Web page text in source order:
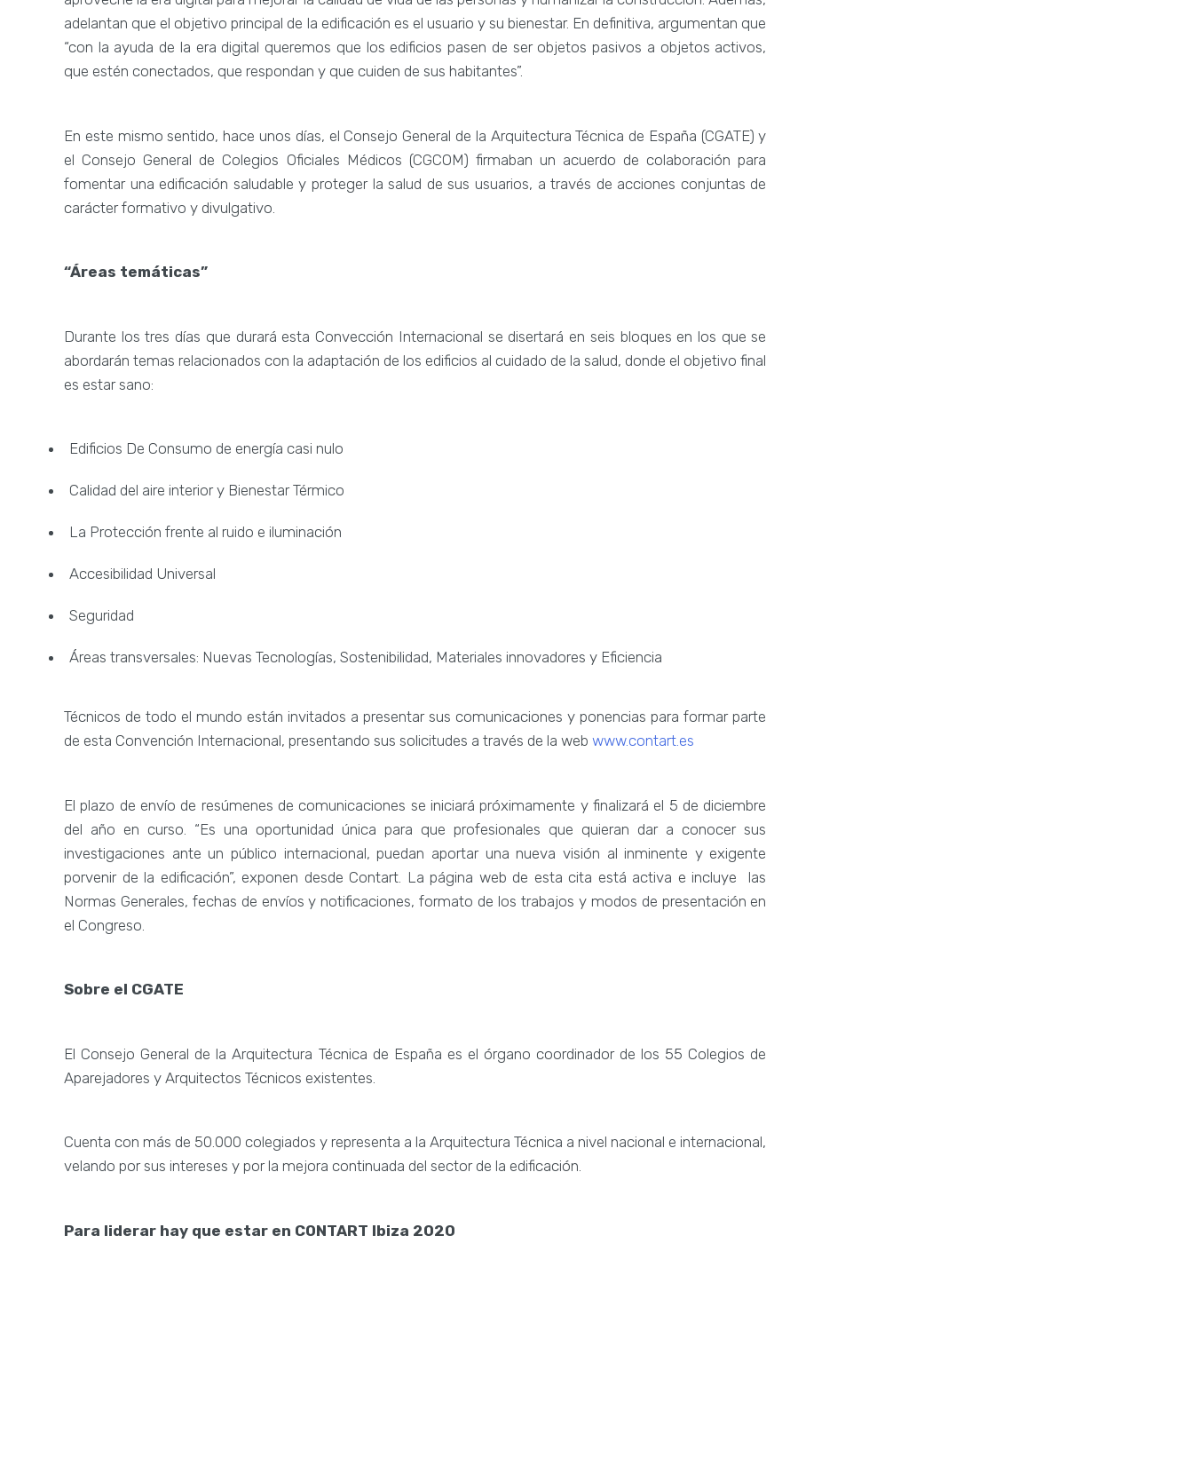
adelantan que el objetivo principal de la edificación es el usuario y su bienestar. En definitiva, argumentan que
“con la ayuda de la era digital queremos que los edificios pasen de ser objetos pasivos a objetos activos,
que estén conectados, que respondan y que cuiden de sus habitantes”.
En este mismo sentido, hace unos días, el Consejo General de la Arquitectura Técnica de España (CGATE) y
el Consejo General de Colegios Oficiales Médicos (CGCOM) firmaban un acuerdo de colaboración para
fomentar una edificación saludable y proteger la salud de sus usuarios, a través de acciones conjuntas de
carácter formativo y divulgativo.
“Áreas temáticas”
Durante los tres días que durará esta Convección Internacional se disertará en seis bloques en los que se
abordarán temas relacionados con la adaptación de los edificios al cuidado de la salud, donde el objetivo final
es estar sano:
Edificios De Consumo de energía casi nulo
Calidad del aire interior y Bienestar Térmico
La Protección frente al ruido e iluminación
Accesibilidad Universal
Seguridad
Áreas transversales: Nuevas Tecnologías, Sostenibilidad, Materiales innovadores y Eficiencia
Técnicos de todo el mundo están invitados a presentar sus comunicaciones y ponencias para formar parte
de esta Convención Internacional, presentando sus solicitudes a través de la web www.contart.es
El plazo de envío de resúmenes de comunicaciones se iniciará próximamente y finalizará el 5 de diciembre
del año en curso. “Es una oportunidad única para que profesionales que quieran dar a conocer sus
investigaciones ante un público internacional, puedan aportar una nueva visión al inminente y exigente
porvenir de la edificación”, exponen desde Contart. La página web de esta cita está activa e incluye las
Normas Generales, fechas de envíos y notificaciones, formato de los trabajos y modos de presentación en
el Congreso.
Sobre el CGATE
El Consejo General de la Arquitectura Técnica de España es el órgano coordinador de los 55 Colegios de
Aparejadores y Arquitectos Técnicos existentes.
Cuenta con más de 50.000 colegiados y representa a la Arquitectura Técnica a nivel nacional e internacional,
velando por sus intereses y por la mejora continuada del sector de la edificación.
Para liderar hay que estar en CONTART Ibiza 2020